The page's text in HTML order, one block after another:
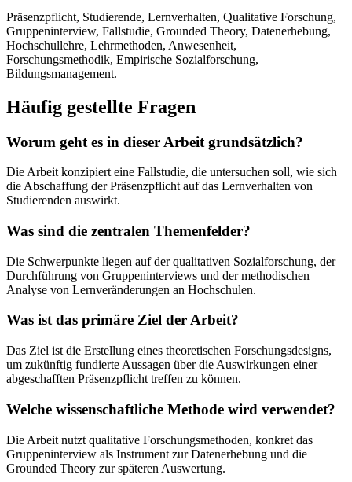
Präsenzpflicht, Studierende, Lernverhalten, Qualitative Forschung,
Gruppeninterview, Fallstudie, Grounded Theory, Datenerhebung,
Hochschullehre, Lehrmethoden, Anwesenheit,
Forschungsmethodik, Empirische Sozialforschung,
Bildungsmanagement.
Häufig gestellte Fragen
Worum geht es in dieser Arbeit grundsätzlich?
Die Arbeit konzipiert eine Fallstudie, die untersuchen soll, wie sich
die Abschaffung der Präsenzpflicht auf das Lernverhalten von
Studierenden auswirkt.
Was sind die zentralen Themenfelder?
Die Schwerpunkte liegen auf der qualitativen Sozialforschung, der
Durchführung von Gruppeninterviews und der methodischen
Analyse von Lernveränderungen an Hochschulen.
Was ist das primäre Ziel der Arbeit?
Das Ziel ist die Erstellung eines theoretischen Forschungsdesigns,
um zukünftig fundierte Aussagen über die Auswirkungen einer
abgeschafften Präsenzpflicht treffen zu können.
Welche wissenschaftliche Methode wird verwendet?
Die Arbeit nutzt qualitative Forschungsmethoden, konkret das
Gruppeninterview als Instrument zur Datenerhebung und die
Grounded Theory zur späteren Auswertung.